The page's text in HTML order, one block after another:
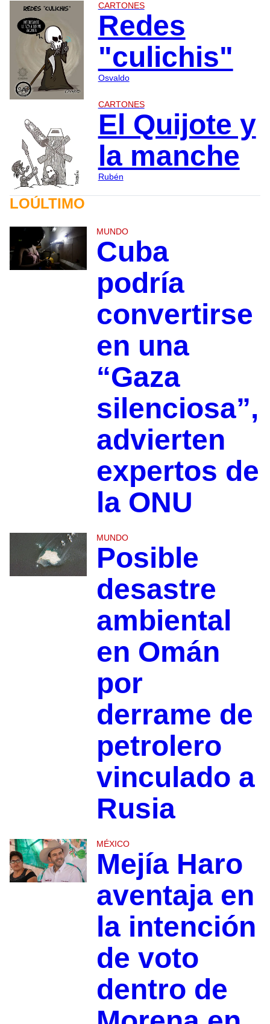
CARTONES
Redes
"culichis"
Osvaldo
CARTONES
El Quijote y
la manche
Rubén
LOÚLTIMO
MUNDO
Cuba
podría
convertirse
en una
“Gaza
silenciosa”,
advierten
expertos de
la ONU
MUNDO
Posible
desastre
ambiental
en Omán
por
derrame de
petrolero
vinculado a
Rusia
MÉXICO
Mejía Haro
aventaja en
la intención
de voto
dentro de